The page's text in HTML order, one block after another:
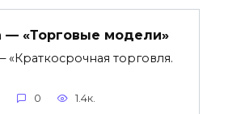
— «Торговые модели»
«Краткосрочная торговля.
0 1.4к.